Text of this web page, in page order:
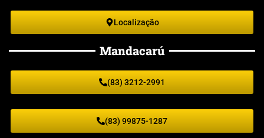
Localização
Mandacarú
(83) 3212-2991
(83) 99875-1287